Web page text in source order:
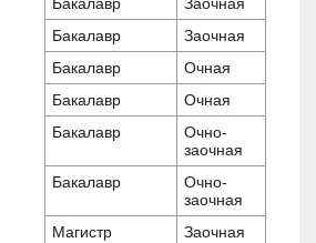
Бакалавр
Заочная
Бакалавр
Очная
Бакалавр
Очная
Бакалавр
Очно-
заочная
Бакалавр
Очно-
заочная
Магистр
Заочная